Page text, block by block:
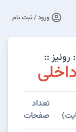
ورود / ثبت نام
::
تعداد
صفحات